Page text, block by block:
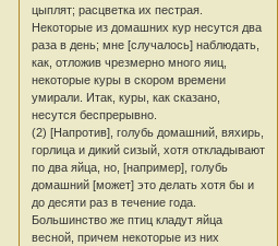
цыплят; расцветка их пестрая.
Некоторые из домашних кур несутся два
раза в день; мне [случалось] наблюдать,
как, отложив чрезмерно много яиц,
некоторые куры в скором времени
умирали. Итак, куры, как сказано,
несутся беспрерывно.
(2) [Напротив], голубь домашний, вяхирь,
горлица и дикий сизый, хотя откладывают
по два яйца, но, [например], голубь
домашний [может] это делать хотя бы и
до десяти раз в течение года.
Большинство же птиц кладут яйца
весной, причем некоторые из них